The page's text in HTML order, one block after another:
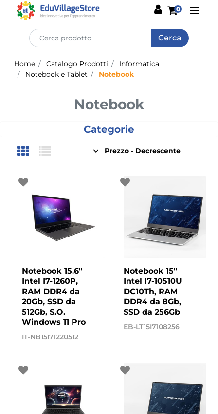
0
Home Catalogo Prodotti
Informatica
Notebook e Tablet
Notebook
Notebook
Categorie
Notebook 15.6"
Intel I7-1260P,
RAM DDR4 da
20Gb, SSD da
512Gb, S.O.
Windows 11 Pro
IT-NB15I71220512
Notebook 15"
Intel I7-10510U
DC10Th, RAM
DDR4 da 8Gb,
SSD da 256Gb
EB-LT15I7108256